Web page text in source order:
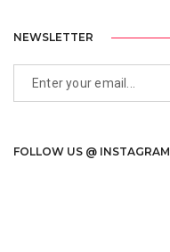
NEWSLETTER
FOLLOW US @ INSTAGRAM